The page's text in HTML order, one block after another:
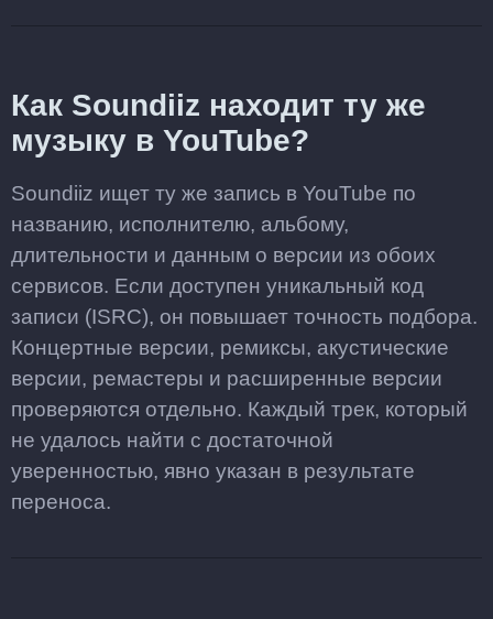
Как Soundiiz находит ту же
музыку в YouTube?
Soundiiz ищет ту же запись в YouTube по
названию, исполнителю, альбому,
длительности и данным о версии из обоих
сервисов. Если доступен уникальный код
записи (ISRC), он повышает точность подбора.
Концертные версии, ремиксы, акустические
версии, ремастеры и расширенные версии
проверяются отдельно. Каждый трек, который
не удалось найти с достаточной
уверенностью, явно указан в результате
переноса.